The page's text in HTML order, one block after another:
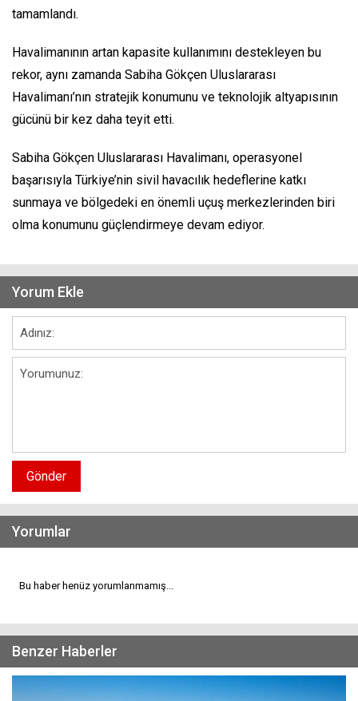
tamamlandı.
Havalimanının artan kapasite kullanımını destekleyen bu
rekor, aynı zamanda Sabiha Gökçen Uluslararası
Havalimanı’nın stratejik konumunu ve teknolojik altyapısının
gücünü bir kez daha teyit etti.
Sabiha Gökçen Uluslararası Havalimanı, operasyonel
başarısıyla Türkiye’nin sivil havacılık hedeflerine katkı
sunmaya ve bölgedeki en önemli uçuş merkezlerinden biri
olma konumunu güçlendirmeye devam ediyor.
Yorum Ekle
Gönder
Yorumlar
Bu haber henüz yorumlanmamış...
Benzer Haberler